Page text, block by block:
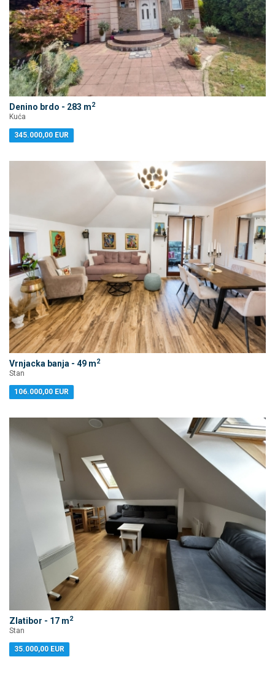
Denino brdo - 283 m2
Kuća
345.000,00 EUR
Vrnjacka banja - 49 m2
Stan
106.000,00 EUR
Zlatibor - 17 m2
Stan
35.000,00 EUR